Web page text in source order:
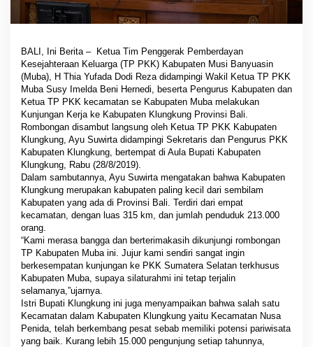
BALI, Ini Berita – Ketua Tim Penggerak Pemberdayan
Kesejahteraan Keluarga (TP PKK) Kabupaten Musi Banyuasin
(Muba), H Thia Yufada Dodi Reza didampingi Wakil Ketua TP PKK
Muba Susy Imelda Beni Hernedi, beserta Pengurus Kabupaten dan
Ketua TP PKK kecamatan se Kabupaten Muba melakukan
Kunjungan Kerja ke Kabupaten Klungkung Provinsi Bali.
Rombongan disambut langsung oleh Ketua TP PKK Kabupaten
Klungkung, Ayu Suwirta didampingi Sekretaris dan Pengurus PKK
Kabupaten Klungkung, bertempat di Aula Bupati Kabupaten
Klungkung, Rabu (28/8/2019).
Dalam sambutannya, Ayu Suwirta mengatakan bahwa Kabupaten
Klungkung merupakan kabupaten paling kecil dari sembilam
Kabupaten yang ada di Provinsi Bali. Terdiri dari empat
kecamatan, dengan luas 315 km, dan jumlah penduduk 213.000
orang.
“Kami merasa bangga dan berterimakasih dikunjungi rombongan
TP Kabupaten Muba ini. Jujur kami sendiri sangat ingin
berkesempatan kunjungan ke PKK Sumatera Selatan terkhusus
Kabupaten Muba, supaya silaturahmi ini tetap terjalin
selamanya,”ujarnya.
Istri Bupati Klungkung ini juga menyampaikan bahwa salah satu
Kecamatan dalam Kabupaten Klungkung yaitu Kecamatan Nusa
Penida, telah berkembang pesat sebab memiliki potensi pariwisata
yang baik. Kurang lebih 15.000 pengunjung setiap tahunnya,